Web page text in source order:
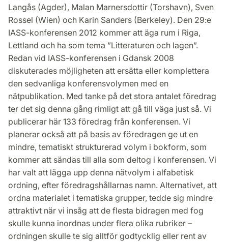
Langås (Agder), Malan Marnersdottir (Torshavn), Sven
Rossel (Wien) och Karin Sanders (Berkeley). Den 29:e
IASS-konferensen 2012 kommer att äga rum i Riga,
Lettland och ha som tema ”Litteraturen och lagen”.
Redan vid IASS-konferensen i Gdansk 2008
diskuterades möjligheten att ersätta eller komplettera
den sedvanliga konferensvolymen med en
nätpublikation. Med tanke på det stora antalet föredrag
ter det sig denna gång rimligt att gå till väga just så. Vi
publicerar här 133 föredrag från konferensen. Vi
planerar också att på basis av föredragen ge ut en
mindre, tematiskt strukturerad volym i bokform, som
kommer att sändas till alla som deltog i konferensen. Vi
har valt att lägga upp denna nätvolym i alfabetisk
ordning, efter föredragshållarnas namn. Alternativet, att
ordna materialet i tematiska grupper, tedde sig mindre
attraktivt när vi insåg att de flesta bidragen med fog
skulle kunna inordnas under flera olika rubriker –
ordningen skulle te sig alltför godtycklig eller rent av